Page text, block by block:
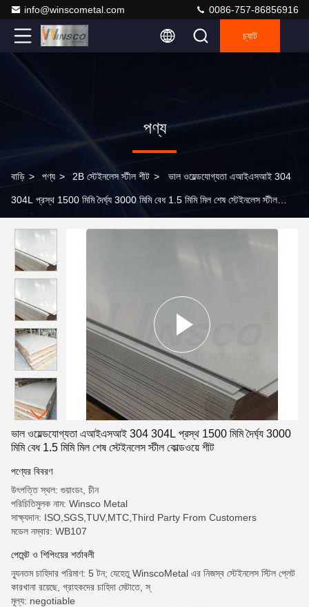
info@winscometal.com 0086-757-86856916
চ্যাট
পণ্য
বাড়ি > পণ্য > 2B স্টেইনলেস স্টীল শীট > ভাল ওয়েল্ডযোগ্যতা এআইএসআই 304
304L প্রস্থ 1500 মিমি দৈর্ঘ্য 3000 মিমি বেধ 1.5 মিমি মিল শেষ স্টেইনলেস স্টীল
ভাল ওয়েল্ডযোগ্যতা এআইএসআই 304 304L প্রস্থ 1500 মিমি দৈর্ঘ্য 3000
মিমি বেধ 1.5 মিমি মিল শেষ স্টেইনলেস স্টীল কোল্ডওয়ে শীট
পণ্যের বিবরণ
উৎপত্তি স্থল: গুয়াংডং, চীন
পরিচিতিমুলক নাম: Winsco Metal
সাক্ষ্যদান: ISO,SGS,TUV,MTC,Third Party From Customers
মডেল নম্বার: WB107
পেমেন্ট ও শিপিংয়ের শর্তাবলী
ন্যূনতম চাহিদার পরিমাণ: 5 টন; যেহেতু WinscoMetal এর নিজস্ব স্টেইনলেস স্টিল প্লেট
কারখানা রয়েছে, গ্রাহকদের চাহিদা মেটাতে, স্
মূল্য: negotiable